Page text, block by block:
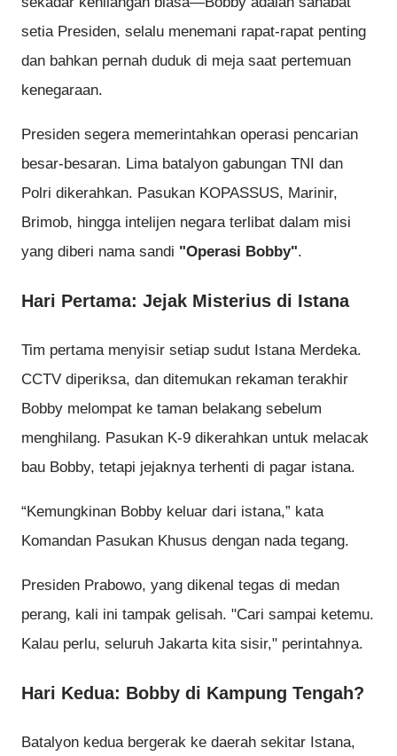
setia Presiden, selalu menemani rapat-rapat penting
dan bahkan pernah duduk di meja saat pertemuan
kenegaraan.
Presiden segera memerintahkan operasi pencarian
besar-besaran. Lima batalyon gabungan TNI dan
Polri dikerahkan. Pasukan KOPASSUS, Marinir,
Brimob, hingga intelijen negara terlibat dalam misi
yang diberi nama sandi "Operasi Bobby".
Hari Pertama: Jejak Misterius di Istana
Tim pertama menyisir setiap sudut Istana Merdeka.
CCTV diperiksa, dan ditemukan rekaman terakhir
Bobby melompat ke taman belakang sebelum
menghilang. Pasukan K-9 dikerahkan untuk melacak
bau Bobby, tetapi jejaknya terhenti di pagar istana.
“Kemungkinan Bobby keluar dari istana,” kata
Komandan Pasukan Khusus dengan nada tegang.
Presiden Prabowo, yang dikenal tegas di medan
perang, kali ini tampak gelisah. "Cari sampai ketemu.
Kalau perlu, seluruh Jakarta kita sisir," perintahnya.
Hari Kedua: Bobby di Kampung Tengah?
Batalyon kedua bergerak ke daerah sekitar Istana,